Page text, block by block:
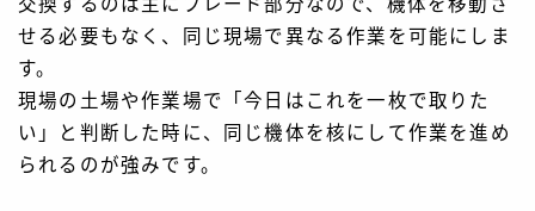
交換するのは主にブレード部分なので、機体を移動さ
せる必要もなく、同じ現場で異なる作業を可能にしま
す。
現場の土場や作業場で「今日はこれを一枚で取りた
い」と判断した時に、同じ機体を核にして作業を進め
られるのが強みです。